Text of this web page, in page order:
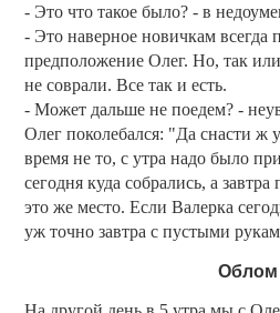
- Это что такое было? - в
- Это наверное новичкам всегда
предположение Олег. Но, так
не соврали. Все так и есть.
- Может дальше не поедем? -
Олег поколебался: "Да снасти ж
время не то, с утра надо было
сегодня куда собрались, а
это же место. Если Валерка
уж точно завтра с пустыми
Облом